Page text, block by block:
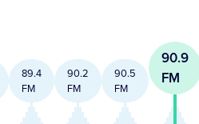
89.4
FM
90.2
FM
90.5
FM
90.9
FM